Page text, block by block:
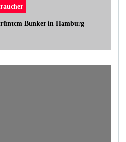
Bunker in Hamburg